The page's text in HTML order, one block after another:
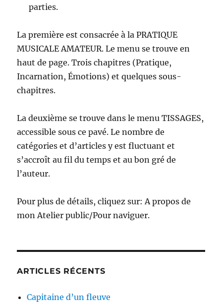
parties.
La première est consacrée à la PRATIQUE
MUSICALE AMATEUR. Le menu se trouve en
haut de page. Trois chapitres (Pratique,
Incarnation, Émotions) et quelques sous-
chapitres.
La deuxième se trouve dans le menu TISSAGES,
accessible sous ce pavé. Le nombre de
catégories et d’articles y est fluctuant et
s’accroît au fil du temps et au bon gré de
l’auteur.
Pour plus de détails, cliquez sur: A propos de
mon Atelier public/Pour naviguer.
ARTICLES RÉCENTS
Capitaine d’un fleuve